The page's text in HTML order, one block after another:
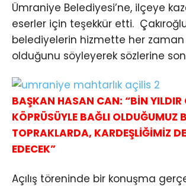
Ümraniye Belediyesi’ne, ilçeye
eserler için teşekkür etti.
belediyelerin hizmette her
olduğunu söyleyerek sözlerine
BAŞKAN HASAN CAN: “BİN YILDIR
KÖPRÜSÜYLE BAĞLI OLDUĞUMUZ
TOPRAKLARDA, KARDEŞLİĞİMİZ
EDECEK”
Açılış töreninde bir konuşma